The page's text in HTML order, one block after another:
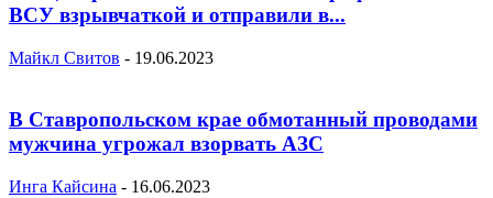
ВСУ взрывчаткой и отправили в...
Майкл Свитов - 19.06.2023
В Ставропольском крае обмотанный проводами
мужчина угрожал взорвать АЗС
Инга Кайсина - 16.06.2023